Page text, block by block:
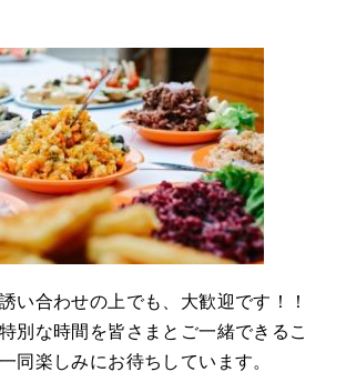
い合わせの上でも、大歓迎です！！
別な時間を皆さまとご一緒できるこ
同楽しみにお待ちしています。